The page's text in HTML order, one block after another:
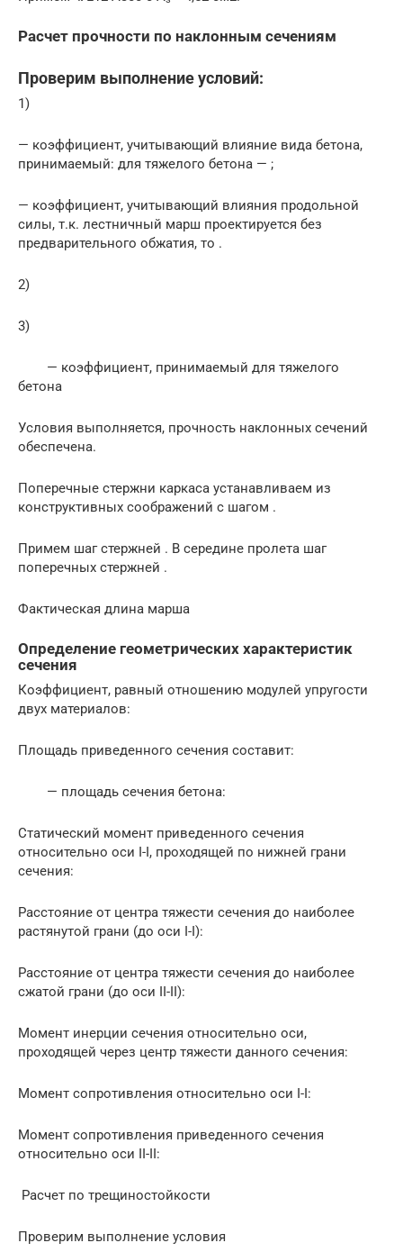
Расчет прочности по наклонным сечениям
Проверим выполнение условий:
1)
— коэффициент, учитывающий влияние вида бетона,
принимаемый: для тяжелого бетона — ;
— коэффициент, учитывающий влияния продольной
силы, т.к. лестничный марш проектируется без
предварительного обжатия, то .
2)
3)
— коэффициент, принимаемый для тяжелого
бетона
Условия выполняется, прочность наклонных сечений
обеспечена.
Поперечные стержни каркаса устанавливаем из
конструктивных соображений с шагом .
Примем шаг стержней . В середине пролета шаг
поперечных стержней .
Фактическая длина марша
Определение геометрических характеристик
сечения
Коэффициент, равный отношению модулей упругости
двух материалов:
Площадь приведенного сечения составит:
— площадь сечения бетона:
Статический момент приведенного сечения
относительно оси I-I, проходящей по нижней грани
сечения:
Расстояние от центра тяжести сечения до наиболее
растянутой грани (до оси I-I):
Расстояние от центра тяжести сечения до наиболее
сжатой грани (до оси II-II):
Момент инерции сечения относительно оси,
проходящей через центр тяжести данного сечения:
Момент сопротивления относительно оси I-I:
Момент сопротивления приведенного сечения
относительно оси II-II:
Расчет по трещиностойкости
Проверим выполнение условия